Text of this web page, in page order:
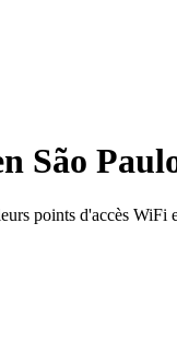
São
points d'accès WiFi